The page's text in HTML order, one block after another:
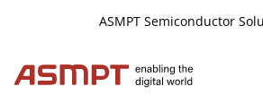
ASMPT Semiconductor